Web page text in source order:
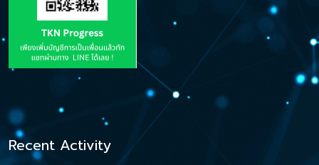
Recent Activity